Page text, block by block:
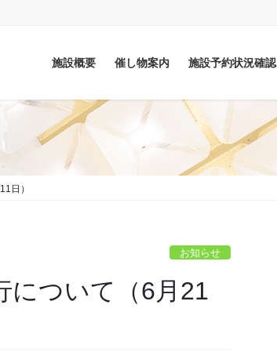
施設概要 催し物案内 施設予約状況確認
日）
お知らせ
について（6月21